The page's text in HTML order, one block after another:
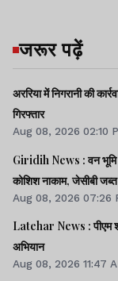
जरूर पढ़ें
अररिया में निगरानी की
गिरफ्तार
Aug 08, 2026 02:10
Giridih News : वन भूमि
कोशिश नाकाम, जेसीबी जब्त
Aug 08, 2026 07:26
Latehar News : पीएम
अभियान
Aug 08, 2026 11:47